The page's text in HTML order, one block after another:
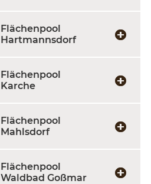
Flächenpool
Hartmannsdorf
Flächenpool
Karche
Flächenpool
Mahlsdorf
Flächenpool
Waldbad Goßmar